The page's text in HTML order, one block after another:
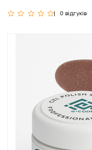
0 відгуків